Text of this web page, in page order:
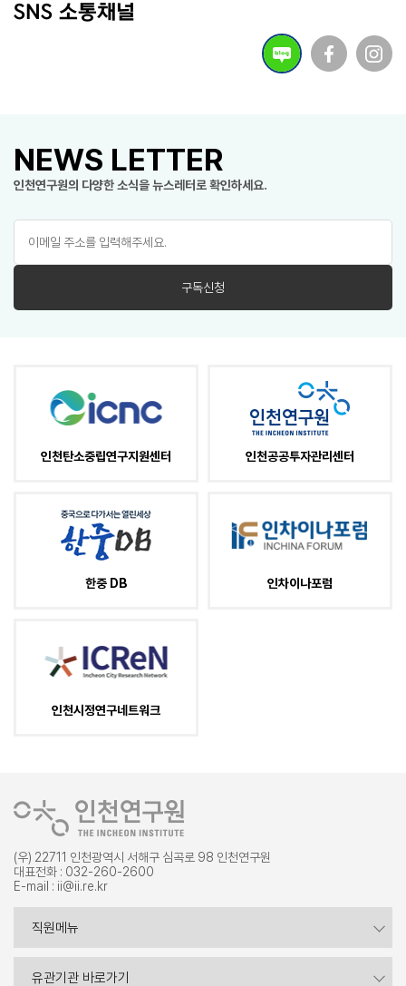
SNS 소통채널
NEWS LETTER
인천연구원의 다양한 소식을 뉴스레터로 확인하세요.
구독신청
인천탄소중립연구지원센터 인천공공투자관리센터
한중 DB 인차이나포럼
인천시정연구네트워크
(우) 22711 인천광역시 서해구 심곡로 98 인천연구원
대표전화 : 032-260-2600
E-mail : ii@ii.re.kr
직원메뉴
유관기관 바로가기